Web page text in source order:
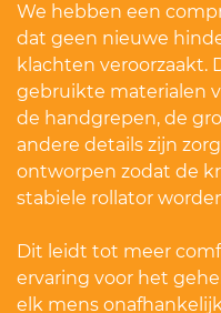
We hebben een
dat geen nieuwe
klachten veroorzaakt.
gebruikte materialen
de handgrepen, de
andere details zijn
ontworpen zodat de
stabiele rollator
Dit leidt tot meer
ervaring voor het
elk mens